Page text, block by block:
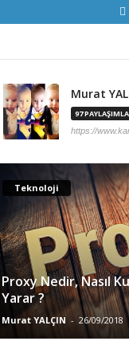
Murat
97
https://
Teknoloji
Proxy Nedir, Nasıl
Yarar ?
Murat YALÇIN - 26/09/2018